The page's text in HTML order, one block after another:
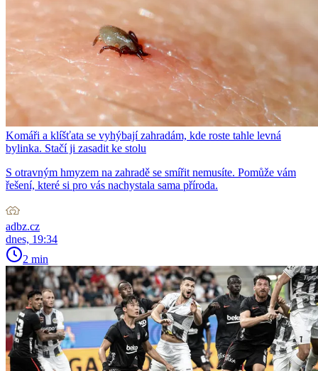
Komáři a klíšťata se vyhýbají zahradám, kde roste tahle levná
bylinka. Stačí ji zasadit ke stolu
S otravným hmyzem na zahradě se smířit nemusíte. Pomůže vám
řešení, které si pro vás nachystala sama příroda.
adbz.cz
dnes, 19:34
2 min